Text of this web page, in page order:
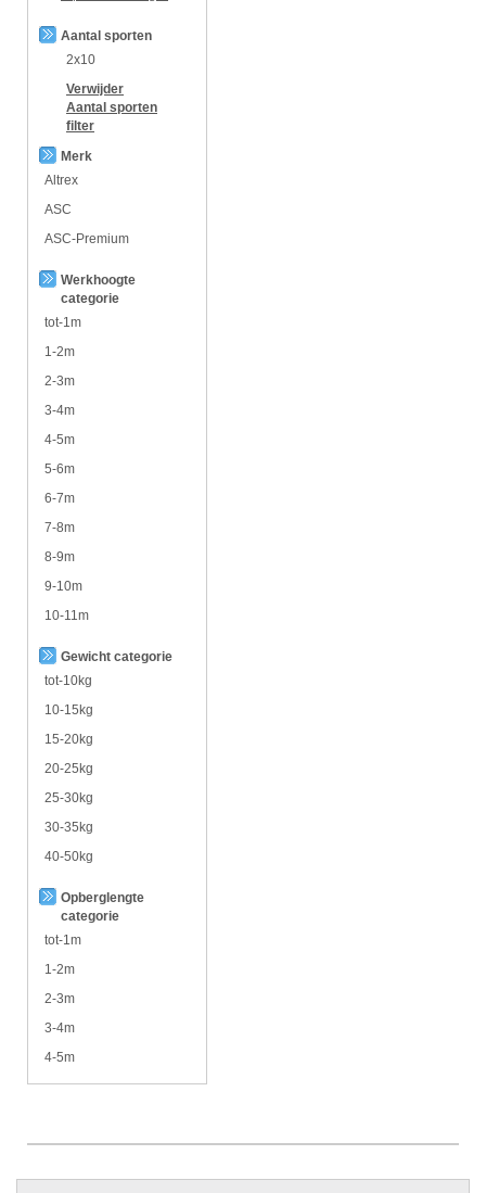
Aantal sporten
2x10
Verwijder
Aantal sporten
filter
Merk
Altrex
ASC
ASC-Premium
Werkhoogte
categorie
tot-1m
1-2m
2-3m
3-4m
4-5m
5-6m
6-7m
7-8m
8-9m
9-10m
10-11m
Gewicht categorie
tot-10kg
10-15kg
15-20kg
20-25kg
25-30kg
30-35kg
40-50kg
Opberglengte
categorie
tot-1m
1-2m
2-3m
3-4m
4-5m